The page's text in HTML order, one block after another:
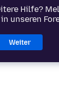
Hilfe?
unseren
Weiter